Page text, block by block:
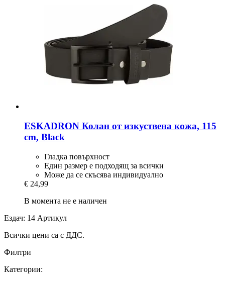
ESKADRON Колан от изкуствена кожа, 115
cm, Black
Гладка повърхност
Един размер е подходящ за всички
Може да се скъсява индивидуално
€ 24,99
В момента не е наличен
Ездач: 14 Артикул
Всички цени са с ДДС.
Филтри
Категории: